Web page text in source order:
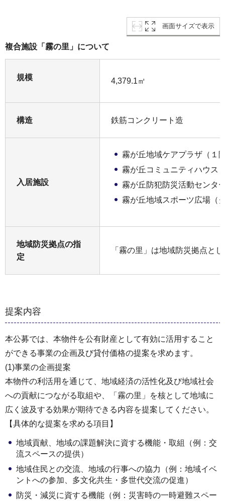
画面サイズで表示
複合施設「霧の里」について
規模 4,379.1㎡
構造 鉄筋コンクリート造
入居施設
霧が丘地域ケアプラザ（１
霧が丘コミュニティハウス
霧が丘防犯防災活動センタ
霧が丘地域スポーツ広場（
地域防災拠点の指
定
「霧の里」は地域防災拠点と
提案内容
本公募では、本物件を公有財産として有効に活用すること
ができる事業の企画及び貸付価格の提案を求めます。
(1)事業の企画提案
本物件の利活用を通じて、地域経済の活性化及び地域社会
への貢献につながる取組や、「霧の里」を核として地域に
広く波及する効果が期待できる内容を提案してください。
【具体的な提案を求める項目】
地域貢献、地域の課題解決に資する機能・取組（例：交
流スペースの提供）
地域住民との交流、地域の行事への協力（例：地域イベ
ントへの参加、多文化共生・多世代交流の促進）
防災・減災に資する機能（例：災害時の一時避難スペー